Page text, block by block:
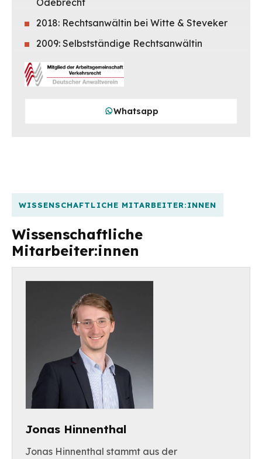
Odebrecht
2018: Rechtsanwältin bei Witte & Steveker
2009: Selbstständige Rechtsanwältin
Whatsapp
WISSENSCHAFTLICHE MITARBEITER:INNEN
Wissenschaftliche
Mitarbeiter:innen
Jonas Hinnenthal
Jonas Hinnenthal stammt aus der